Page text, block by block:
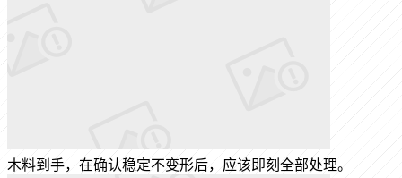
木料到手，在确认稳定不变形后，应该即刻全部处理。